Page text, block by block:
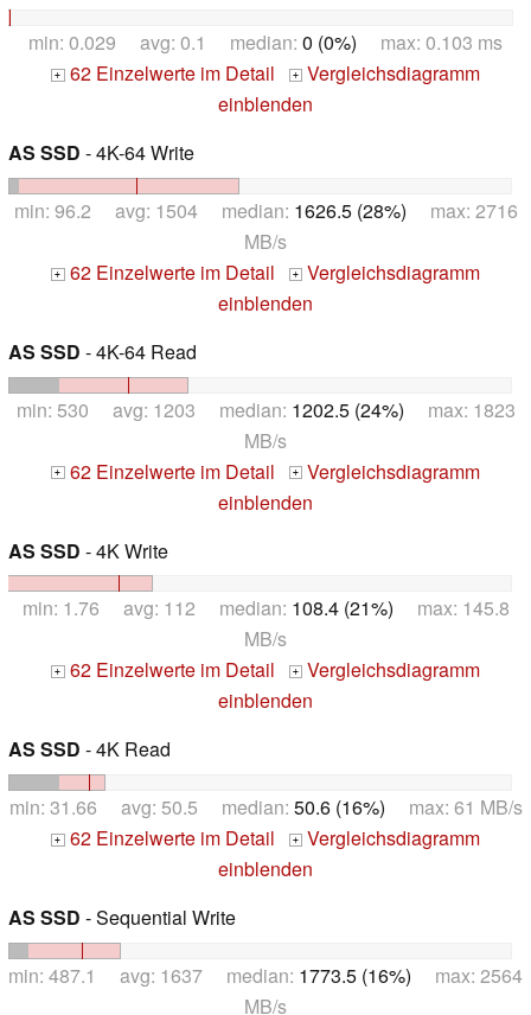
min: 0.029 avg: 0.1 median: 0 (0%) max: 0.103 ms
+ 62 Einzelwerte im Detail +
Vergleichsdiagramm
einblenden
AS SSD - 4K-64 Write
min: 96.2 avg: 1504 median: 1626.5 (28%) max: 2716
MB/s
+ 62 Einzelwerte im Detail +
Vergleichsdiagramm
einblenden
AS SSD - 4K-64 Read
min: 530 avg: 1203 median: 1202.5 (24%) max: 1823
MB/s
+ 62 Einzelwerte im Detail +
Vergleichsdiagramm
einblenden
AS SSD - 4K Write
min: 1.76 avg: 112 median: 108.4 (21%) max: 145.8
MB/s
+ 62 Einzelwerte im Detail +
Vergleichsdiagramm
einblenden
AS SSD - 4K Read
min: 31.66 avg: 50.5 median: 50.6 (16%) max: 61 MB/s
+ 62 Einzelwerte im Detail +
Vergleichsdiagramm
einblenden
AS SSD - Sequential Write
min: 487.1 avg: 1637 median: 1773.5 (16%) max: 2564
MB/s